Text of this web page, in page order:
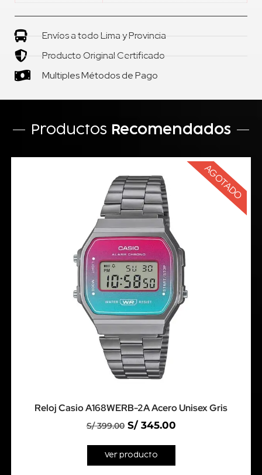
Envíos a todo Lima y Provincia
Producto Original Certificado
Multiples Métodos de Pago
Productos Recomendados
AGOTADO
Reloj Casio A168WERB-2A Acero Unisex Gris
S/399.00 S/345.00
Ver producto